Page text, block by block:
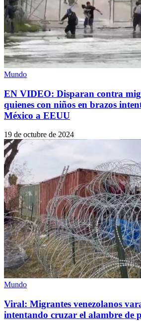
Mundo
EN VIDEO: Disparan contra
quienes con niños en brazos
México a EEUU
19 de octubre de 2024
Mundo
Viral: Migrantes venezolanos
intentando cruzar el alambre de